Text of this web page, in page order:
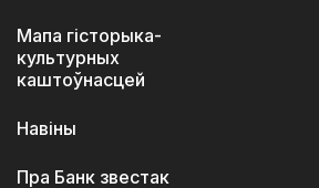
Мапа гісторыка-
культурных
каштоўнасцей
Навіны
Пра Банк звестак